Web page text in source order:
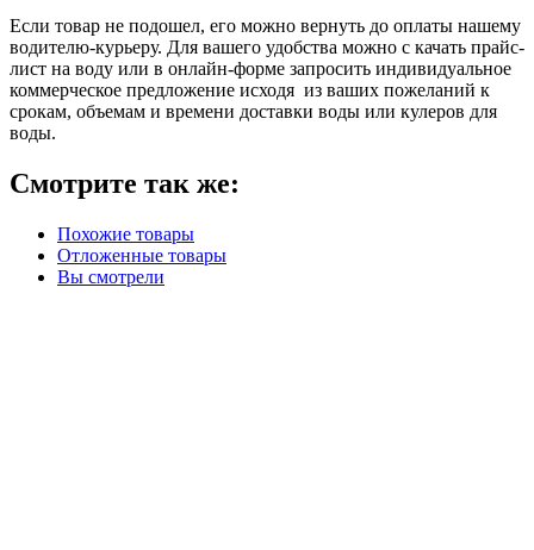
Если товар не подошел, его можно вернуть до оплаты нашему
водителю-курьеру. Для вашего удобства можно с качать прайс-
лист на воду или в онлайн-форме запросить индивидуальное
коммерческое предложение исходя из ваших пожеланий к
срокам, объемам и времени доставки воды или кулеров для
воды.
Смотрите так же:
Похожие товары
Отложенные товары
Вы смотрели